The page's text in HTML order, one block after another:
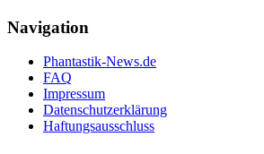
Navigation
Phantastik-News.de
FAQ
Impressum
Datenschutzerklärung
Haftungsausschluss